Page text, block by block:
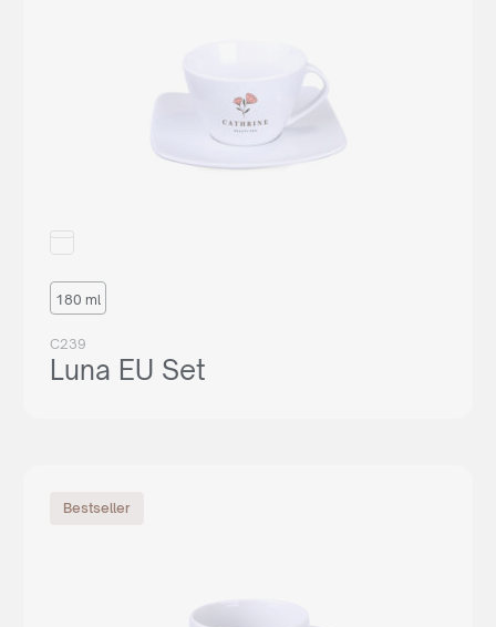
180 ml
C239
Luna EU Set
Bestseller
Êtes-vous un revendeur?
Vous n'êtes pas revendeur ?
thierry@maxim.com.pl